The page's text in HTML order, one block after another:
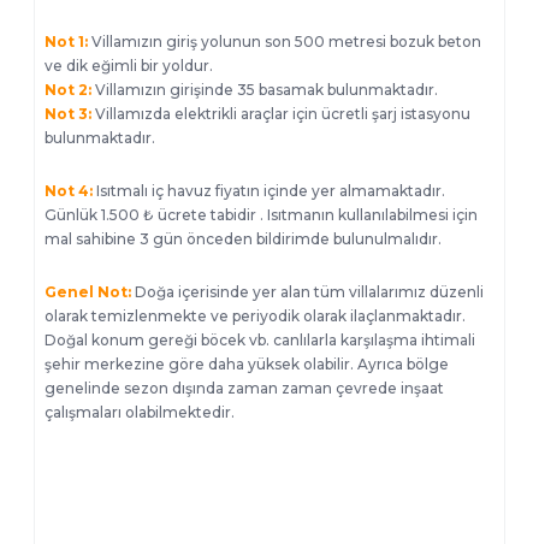
Not 1: Villamızın giriş yolunun son 500 metresi bozuk beton
ve dik eğimli bir yoldur.
Not 2: Villamızın girişinde 35 basamak bulunmaktadır.
Not 3: Villamızda elektrikli araçlar için ücretli şarj istasyonu
bulunmaktadır.
Not 4: Isıtmalı iç havuz fiyatın içinde yer almamaktadır.
Günlük 1.500 ₺ ücrete tabidir . Isıtmanın kullanılabilmesi için
mal sahibine 3 gün önceden bildirimde bulunulmalıdır.
Genel Not: Doğa içerisinde yer alan tüm villalarımız düzenli
olarak temizlenmekte ve periyodik olarak ilaçlanmaktadır.
Doğal konum gereği böcek vb. canlılarla karşılaşma ihtimali
şehir merkezine göre daha yüksek olabilir. Ayrıca bölge
genelinde sezon dışında zaman zaman çevrede inşaat
çalışmaları olabilmektedir.